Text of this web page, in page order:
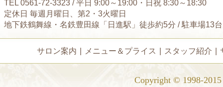
TEL 0561-72-3323 / 平日 9:00～19:00・日祝 8:30～18:30
定休日 毎週月曜日、第2・3火曜日
地下鉄鶴舞線・名鉄豊田線「日進駅」徒歩約5分 / 駐車場13
サロン案内 メニュー＆プライス スタッフ紹介
Copyright © 1998-